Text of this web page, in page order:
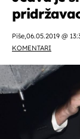
Piše,06.05.2019 @
KOMENTARI